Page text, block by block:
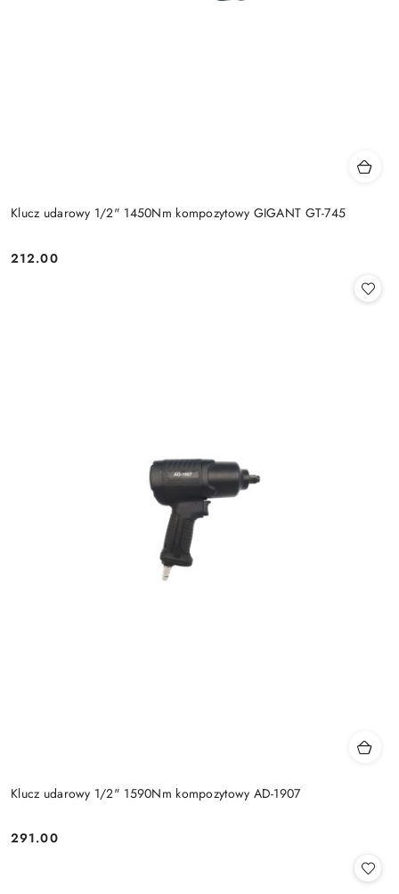
Klucz udarowy 1/2" 1450Nm kompozytowy GIGANT GT-745
Cena:
212.00
Klucz udarowy 1/2" 1590Nm kompozytowy AD-1907
Cena:
291.00